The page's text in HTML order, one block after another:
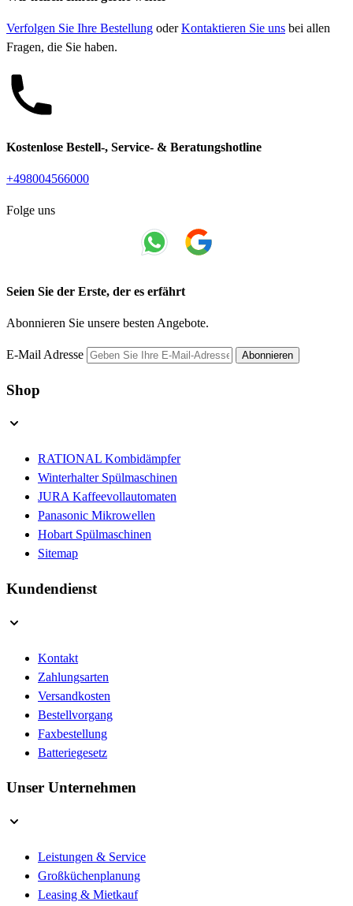
Verfolgen Sie Ihre Bestellung oderKontaktieren Sie uns bei allen
Fragen, die Sie haben.
Kostenlose Bestell-, Service- & Beratungshotline
+498004566000
Folge uns
Seien Sie der Erste, der es erfährt
Abonnieren Sie unsere besten Angebote.
E-Mail Adresse Abonnieren
Shop
RATIONAL Kombidämpfer
Winterhalter Spülmaschinen
JURA Kaffeevollautomaten
Panasonic Mikrowellen
Hobart Spülmaschinen
Sitemap
Kundendienst
Kontakt
Zahlungsarten
Versandkosten
Bestellvorgang
Faxbestellung
Batteriegesetz
Unser Unternehmen
Leistungen & Service
Großküchenplanung
Leasing & Mietkauf